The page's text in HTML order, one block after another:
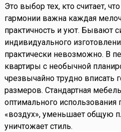
Это выбор тех, кто считает,
гармонии важна каждая
практичность и уют. Бывают
индивидуального
практически невозможно. В
квартиры с необычной
чрезвычайно трудно вписать
размеров. Стандартная
оптимального использования
«воздух», уменьшает общую
уничтожает стиль.